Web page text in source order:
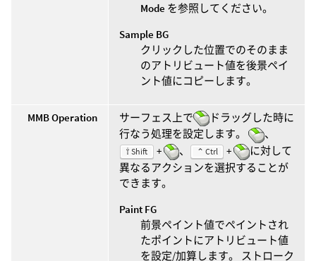
Mode を参照してください。
Sample BG
クリックした位置でのそのまま
のアトリビュート値を後景ペイ
ント値にコピーします。
MMB Operation サーフェス上で
ドラッグした時に
行なう処理を設定します。
、
⇧ Shift + 、 ⌃ Ctrl +
に対して
異なるアクションを選択することが
できます。
Paint FG
前景ペイント値でペイントされ
たポイントにアトリビュート値
を設定/加算します。 ストローク